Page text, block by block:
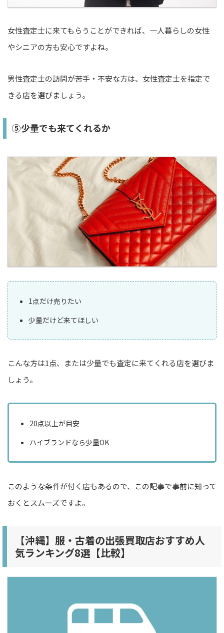
女性査定士に来てもらうことができれば、一人暮らしの女性
やシニアの方も安心ですよね。
男性査定士の訪問が苦手・不安な方は、女性査定士を指定で
きる店を選びましょう。
⑤少量でも来てくれるか
1点だけ売りたい
少量だけど来てほしい
こんな方は1点、または少量でも査定に来てくれる店を選びま
しょう。
20点以上が目安
ハイブランドなら少量OK
このような条件が付く店もあるので、この記事で事前に知って
おくとスムーズですよ。
【沖縄】服・古着の出張買取店おすすめ人
気ランキング8選【比較】